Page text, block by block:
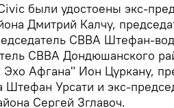
были удостоены экс-
Дмитрий Калчу,
СВВА Штефан-
СВВА Дондюшанского
Эхо Афгана" Ион Цуркану,
Штефан Урсати и экс-
Сергей Зглавоч.